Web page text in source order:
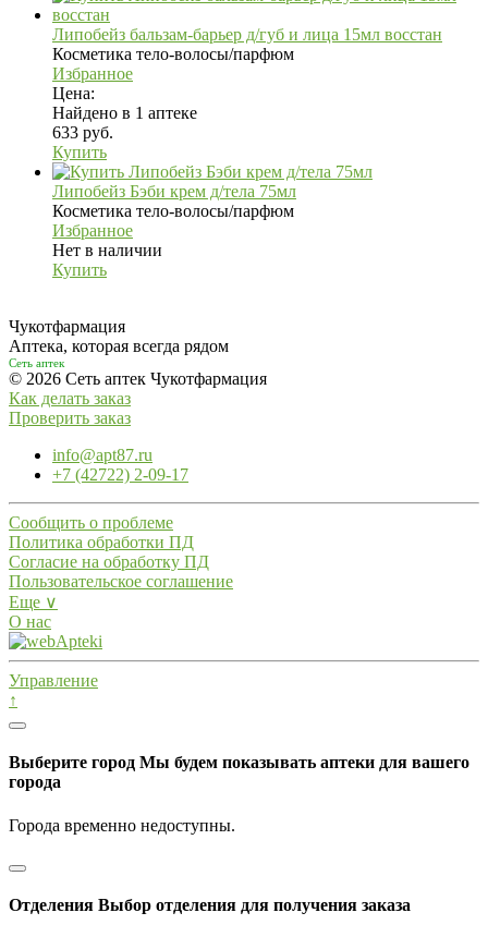
Липобейз бальзам-барьер д/губ и лица 15мл восстан
Косметика тело-волосы/парфюм
Избранное
Цена:
Найдено в 1 аптеке
633 руб.
Купить
Липобейз Бэби крем д/тела 75мл
Косметика тело-волосы/парфюм
Избранное
Нет в наличии
Купить
Чукотфармация
Аптека, которая всегда рядом
Сеть аптек
© 2026 Сеть аптек Чукотфармация
Как делать заказ
Проверить заказ
info@apt87.ru
+7 (42722) 2-09-17
Сообщить о проблеме
Политика обработки ПД
Согласие на обработку ПД
Пользовательское соглашение
Еще ∨
О нас
Управление
↑
Выберите город Мы будем показывать аптеки для вашего
города
Города временно недоступны.
Отделения Выбор отделения для получения заказа